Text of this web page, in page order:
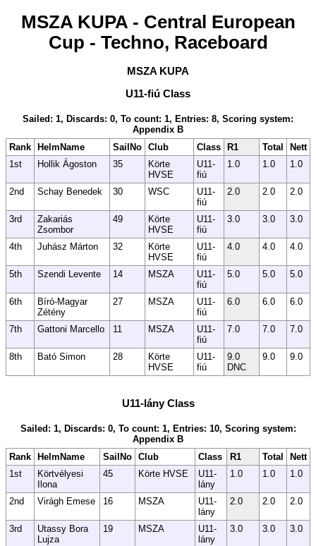
MSZA KUPA - Central European
Cup - Techno, Raceboard
MSZA KUPA
U11-fiú Class
Sailed: 1, Discards: 0, To count: 1, Entries: 8, Scoring system:
Appendix B
Rank
HelmName SailNo Club Class R1 Total
Nett
1st
Hollik Ágoston 35
Körte
HVSE
U11-
fiú
1.0 1.0 1.0
2nd Schay Benedek 30 WSC
U11-
fiú
2.0 2.0 2.0
3rd
Zakariás
Zsombor
49
Körte
HVSE
U11-
fiú
3.0 3.0 3.0
4th Juhász Márton 32
Körte
HVSE
U11-
fiú
4.0 4.0 4.0
5th Szendi Levente 14 MSZA
U11-
fiú
5.0 5.0 5.0
6th
Bíró-Magyar
Zétény
27 MSZA
U11-
fiú
6.0 6.0 6.0
7th Gattoni Marcello 11 MSZA
U11-
fiú
7.0 7.0 7.0
8th Bató Simon 28
Körte
HVSE
U11-
fiú
9.0
DNC
9.0 9.0
U11-lány Class
Sailed: 1, Discards: 0, To count: 1, Entries: 10, Scoring system:
Appendix B
Rank
HelmName SailNo Club Class R1 Total
Nett
1st
Körtvélyesi
Ilona
45 Körte HVSE
U11-
lány
1.0 1.0 1.0
2nd Virágh Emese 16 MSZA
U11-
lány
2.0 2.0 2.0
3rd
Utassy Bora
Lujza
19 MSZA
U11-
lány
3.0 3.0 3.0